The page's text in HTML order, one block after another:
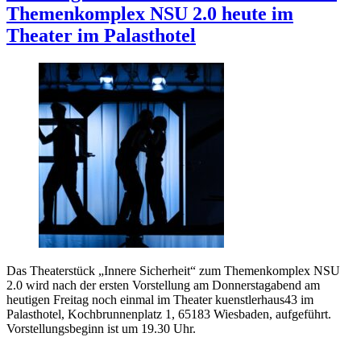
Themenkomplex NSU 2.0 heute im
Theater im Palasthotel
Das Theaterstück „Innere Sicherheit“ zum Themenkomplex NSU
2.0 wird nach der ersten Vorstellung am Donnerstagabend am
heutigen Freitag noch einmal im Theater kuenstlerhaus43 im
Palasthotel, Kochbrunnenplatz 1, 65183 Wiesbaden, aufgeführt.
Vorstellungsbeginn ist um 19.30 Uhr.